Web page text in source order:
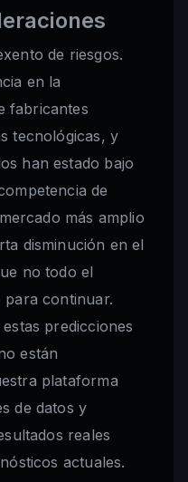
de riesgos.
en la
fabricantes
tecnológicas, y
han estado bajo
de
más amplio
disminución en el
no todo el
para continuar.
predicciones
están
plataforma
de datos y
reales
actuales.